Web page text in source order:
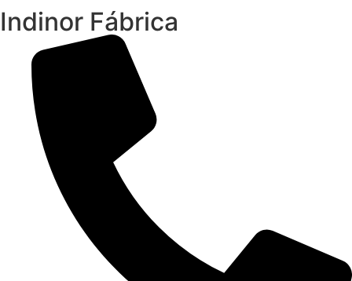
Indinor Fábrica